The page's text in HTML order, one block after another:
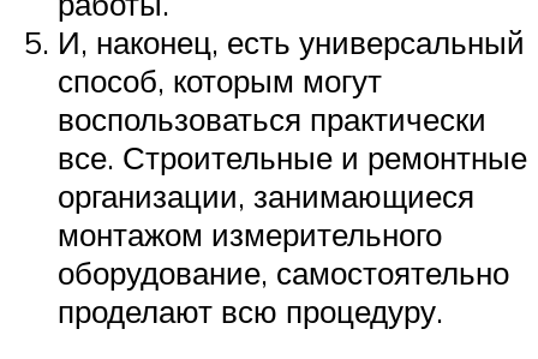
И, наконец, есть универсальный
способ, которым могут
воспользоваться практически
все. Строительные и ремонтные
организации, занимающиеся
монтажом измерительного
оборудование, самостоятельно
проделают всю процедуру.